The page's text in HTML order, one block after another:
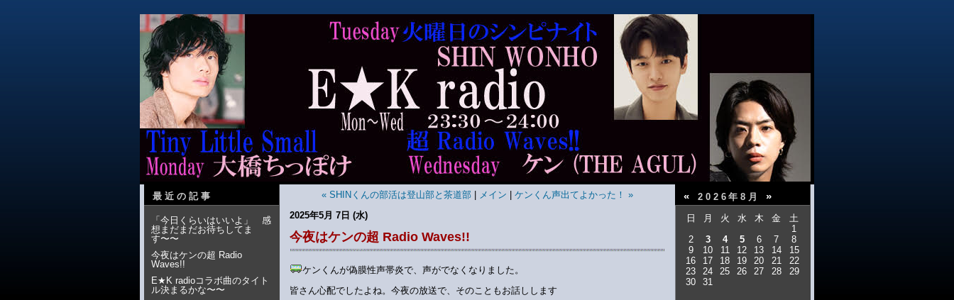
最近の記事
「今日くらいはいいよ」 感
想まだまだお待ちしてま
す〜〜
今夜はケンの超 Radio
Waves!!
E★K radioコラボ曲のタイト
ル決まるかな〜〜
« SHINくんの部活は登山部と茶道部| メイン
ケンくん声出てよかった！ »
2025年5月 7日 (水)
今夜はケンの超 Radio Waves!!
ケンくんが偽膜性声帯炎で、声がでなくなりました。
皆さん心配でしたよね。今夜の放送で、そのこともお話しします
« 2026年8月 »
日 月 火 水 木 金
土
1
2
3 4 5 6 7
8
9
10 11 12 13 14
15
16
17 18 19 20 21
22
23
24 25 26 27 28
29
30
31